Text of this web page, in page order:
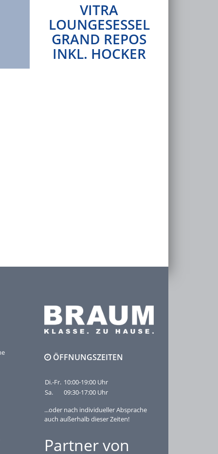
VITRA
LOUNGESESSEL
GRAND REPOS
INKL. HOCKER
ÖFFNUNGSZEITEN
Di.-Fr. 10:00-19:00 Uhr
Sa.
09:30-17:00 Uhr
...oder nach individueller Absprache
auch außerhalb dieser Zeiten!
Partner von